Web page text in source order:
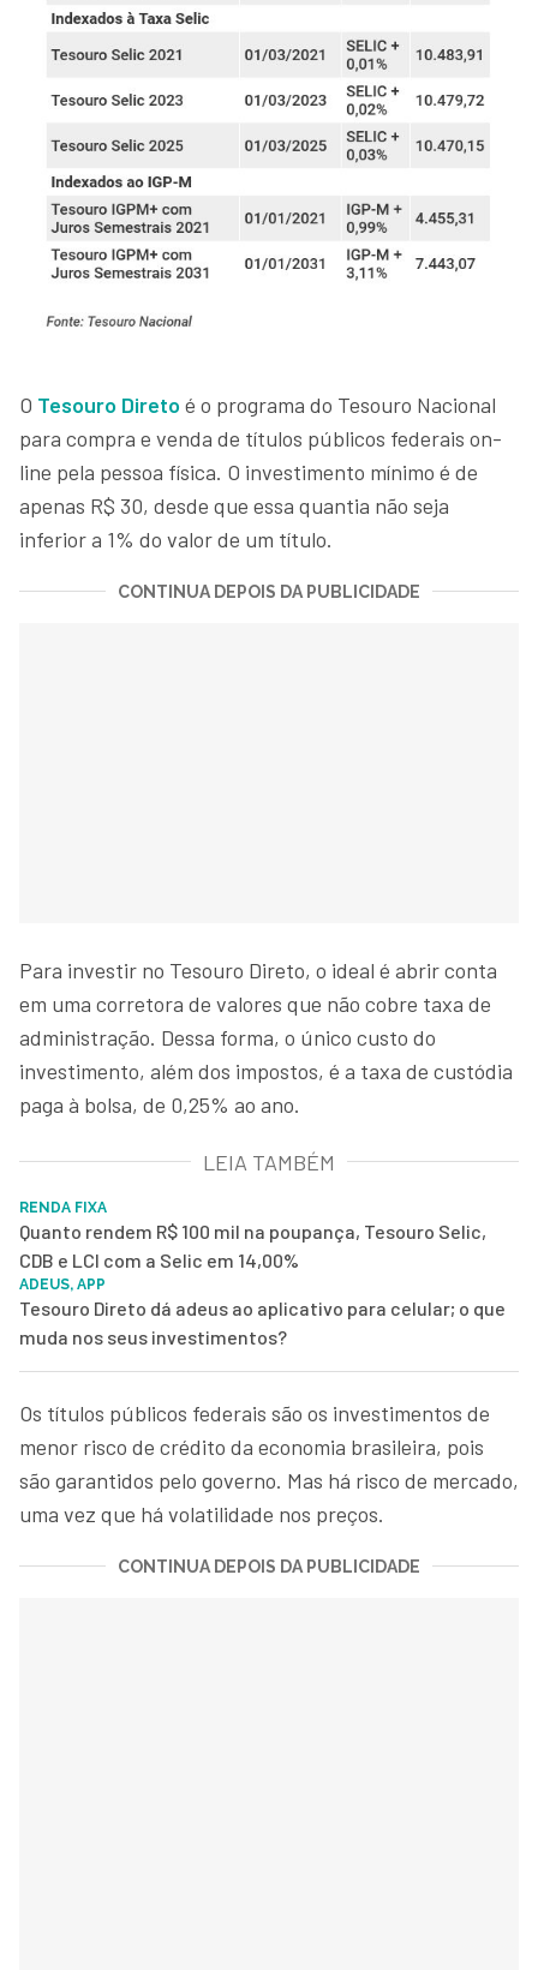
O Tesouro Direto é o programa do Tesouro Nacional
para compra e venda de títulos públicos federais on-
line pela pessoa física. O investimento mínimo é de
apenas R$ 30, desde que essa quantia não seja
inferior a 1% do valor de um título.
CONTINUA DEPOIS DA PUBLICIDADE
Para investir no Tesouro Direto, o ideal é abrir conta
em uma corretora de valores que não cobre taxa de
administração. Dessa forma, o único custo do
investimento, além dos impostos, é a taxa de custódia
paga à bolsa, de 0,25% ao ano.
LEIA TAMBÉM
RENDA FIXA
Quanto rendem R$ 100 mil na poupança, Tesouro Selic,
CDB e LCI com a Selic em 14,00%
ADEUS, APP
Tesouro Direto dá adeus ao aplicativo para celular; o que
muda nos seus investimentos?
Os títulos públicos federais são os investimentos de
menor risco de crédito da economia brasileira, pois
são garantidos pelo governo. Mas há risco de mercado,
uma vez que há volatilidade nos preços.
CONTINUA DEPOIS DA PUBLICIDADE